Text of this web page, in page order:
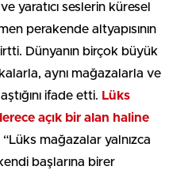
yaratıcı seslerin küresel
perakende altyapısının
Dünyanın birçok büyük
aynı mağazalarla ve
ifade etti. Lüks
açık bir alan haline
mağazalar yalnızca
başlarına birer